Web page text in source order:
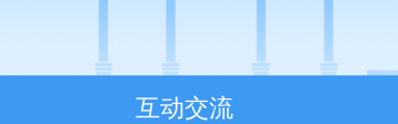
互动交流